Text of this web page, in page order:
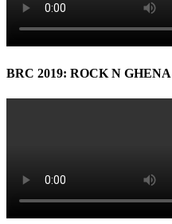
BRC 2019: ROCK N GHENA